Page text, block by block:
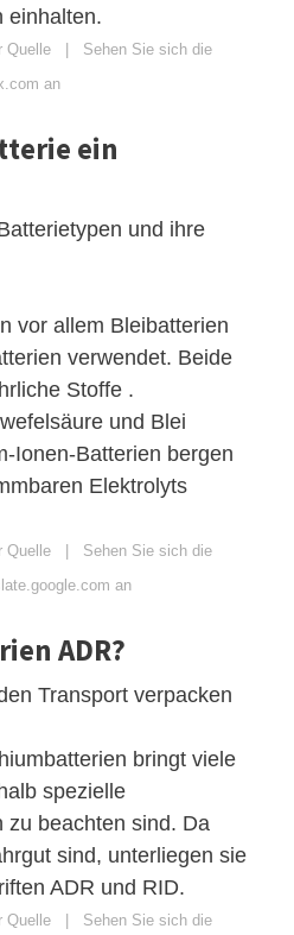
einhalten.
Quelle | Sehen Sie sich die
an
ein
und ihre
vor allem Bleibatterien
verwendet. Beide
Stoffe .
und Blei
Ionen-Batterien bergen
Elektrolyts
Quelle | Sehen Sie sich die
an
ADR?
Transport verpacken
bringt viele
spezielle
zu beachten sind. Da
sind, unterliegen sie
ADR und RID.
Quelle | Sehen Sie sich die